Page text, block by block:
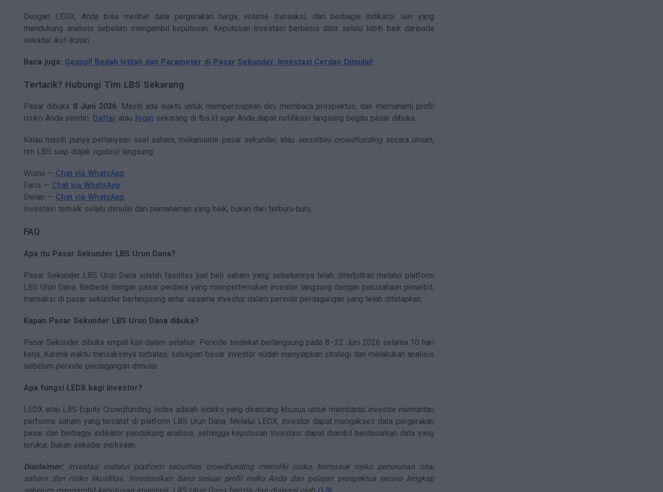
Dengan LEDX, Anda bisa melihat data pergerakan harga, volume transaksi, dan berbagai indikator lain yang
mendukung analisis sebelum mengambil keputusan. Keputusan investasi berbasis data selalu lebih baik daripada
sekadar ikut-ikutan.
Baca juga: Gaspol! Bedah Istilah dan Parameter di Pasar Sekunder, Investasi Cerdas Dimulai!
Tertarik? Hubungi Tim LBS Sekarang
Pasar dibuka 8 Juni 2026. Masih ada waktu untuk mempersiapkan diri, membaca prospektus, dan memahami profil
risiko Anda sendiri. Daftar atau login sekarang di lbs.id agar Anda dapat notifikasi langsung begitu pasar dibuka.
Kalau masih punya pertanyaan soal saham, mekanisme pasar sekunder, atau securities crowdfunding secara umum,
tim LBS siap diajak ngobrol langsung:
Wisnu — Chat via WhatsApp
Faris — Chat via WhatsApp
Dwian — Chat via WhatsApp
Investasi terbaik selalu dimulai dari pemahaman yang baik, bukan dari terburu-buru.
FAQ
Apa itu Pasar Sekunder LBS Urun Dana?
Pasar Sekunder LBS Urun Dana adalah fasilitas jual beli saham yang sebelumnya telah diterbitkan melalui platform
LBS Urun Dana. Berbeda dengan pasar perdana yang mempertemukan investor langsung dengan perusahaan penerbit,
transaksi di pasar sekunder berlangsung antar sesama investor dalam periode perdagangan yang telah ditetapkan.
Kapan Pasar Sekunder LBS Urun Dana dibuka?
Pasar Sekunder dibuka empat kali dalam setahun. Periode terdekat berlangsung pada 8–22 Juni 2026 selama 10 hari
kerja. Karena waktu transaksinya terbatas, sebagian besar investor sudah menyiapkan strategi dan melakukan analisis
sebelum periode perdagangan dimulai.
Apa fungsi LEDX bagi investor?
LEDX atau LBS Equity Crowdfunding Index adalah indeks yang dirancang khusus untuk membantu investor memantau
performa saham yang tercatat di platform LBS Urun Dana. Melalui LEDX, investor dapat mengakses data pergerakan
pasar dan berbagai indikator pendukung analisis, sehingga keputusan investasi dapat diambil berdasarkan data yang
terukur, bukan sekadar perkiraan.
Disclaimer: Investasi melalui platform securities crowdfunding memiliki risiko, termasuk risiko penurunan nilai
saham dan risiko likuiditas. Investasikan dana sesuai profil risiko Anda dan pelajari prospektus secara lengkap